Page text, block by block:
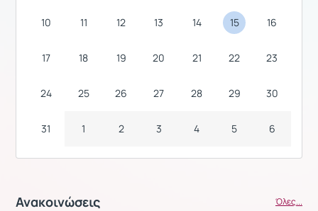
10 11 12 13 14 15 16
17 18 19 20 21 22 23
24 25 26 27 28 29 30
31 1 2 3 4 5 6
Ανακοινώσεις Όλες...